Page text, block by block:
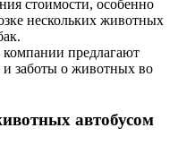
стоимости, особенно
нескольких животных
предлагают
заботы о животных во
автобусом